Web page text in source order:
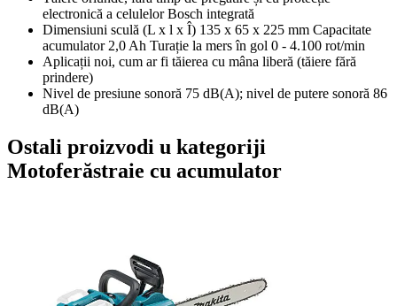
electronică a celulelor Bosch integrată
Dimensiuni sculă (L x l x Î) 135 x 65 x 225 mm Capacitate
acumulator 2,0 Ah Turație la mers în gol 0 - 4.100 rot/min
Aplicații noi, cum ar fi tăierea cu mâna liberă (tăiere fără
prindere)
Nivel de presiune sonoră 75 dB(A); nivel de putere sonoră 86
dB(A)
Ostali proizvodi u kategoriji
Motoferăstraie cu acumulator